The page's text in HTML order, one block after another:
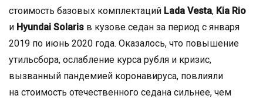
стоимость базовых комплектаций Lada Vesta, Kia Rio
и Hyundai Solaris в кузове седан за период с января
2019 по июнь 2020 года. Оказалось, что повышение
утильсбора, ослабление курса рубля и кризис,
вызванный пандемией коронавируса, повлияли
на стоимость отечественного седана сильнее, чем